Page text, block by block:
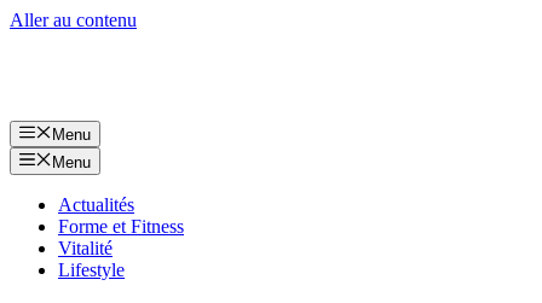
Aller au contenu
Menu
Menu
Actualités
Forme et Fitness
Vitalité
Lifestyle